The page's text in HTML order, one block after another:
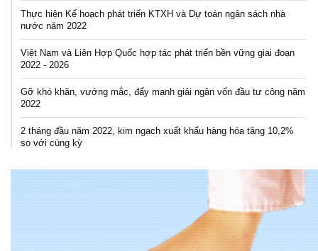
Thực hiện Kế hoạch phát triển KTXH và Dự toán ngân sách nhà
nước năm 2022
Việt Nam và Liên Hợp Quốc hợp tác phát triển bền vững giai đoạn
2022 - 2026
Gỡ khó khăn, vướng mắc, đẩy mạnh giải ngân vốn đầu tư công năm
2022
2 tháng đầu năm 2022, kim ngạch xuất khẩu hàng hóa tăng 10,2%
so với cùng kỳ